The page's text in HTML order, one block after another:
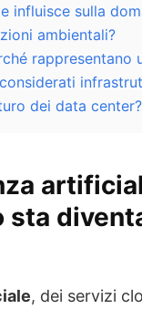
influisce sulla
ambientali?
rappresentano
dei data center?
, dei servizi